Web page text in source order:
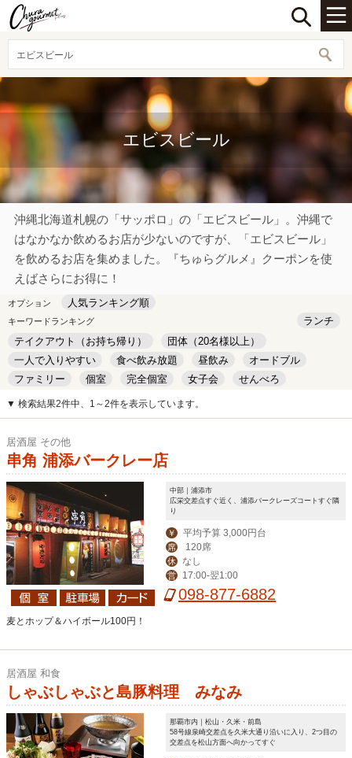
エビスビール
エビスビール
沖縄北海道札幌の「サッポロ」の「エビスビール」。沖縄で
はなかなか飲めるお店が少ないのですが、「エビスビール」
を飲めるお店を集めました。『ちゅらグルメ』クーポンを使
えばさらにお得に！
オプション 人気ランキング順
キーワードランキング
ランチ
テイクアウト（お持ち帰り）
団体（20名様以上）
一人で入りやすい
食べ飲み放題 昼飲み
オードブル
ファミリー
個室 完全個室 女子会
せんべろ
キッズルーム
安い デート
▼ 検索結果2件中、1～2件を表示しています。
居酒屋 その他
串角 浦添バークレー店
中部｜浦添市
広栄交差点すぐ近く、浦添バークレーズコートすぐ隣
り
￥ 平均予算 3,000円台
席 120席
休 なし
営 17:00-翌1:00
098-877-6882
麦とホップ＆ハイボール100円！
居酒屋 和食
しゃぶしゃぶと島豚料理 みなみ
那覇市内｜松山・久米・前島
58号線泉崎交差点を久米大通り沿いに入り、2つ目の
交差点を松山方面へ向かってすぐ